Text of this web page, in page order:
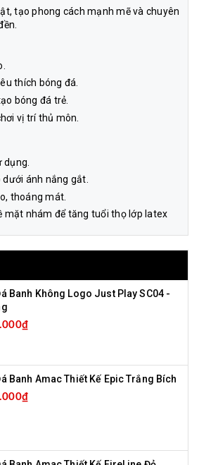
tạo phong cách mạnh mẽ và chuyên
thích bóng đá.
bóng đá trẻ.
vị trí thủ môn.
ánh nắng gắt.
thoáng mát.
mặt nhám để tăng tuổi thọ lớp latex
Banh Không Logo Just Play SC04 -
Banh Amac Thiết Kế Epic Trắng Bích